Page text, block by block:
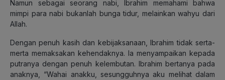
Namun sebagai seorang nabi, Ibrahim memahami bahwa
mimpi para nabi bukanlah bunga tidur, melainkan wahyu dari
Allah.
Dengan penuh kasih dan kebijaksanaan, Ibrahim tidak serta-
merta memaksakan kehendaknya. Ia menyampaikan kepada
putranya dengan penuh kelembutan. Ibrahim bertanya pada
anaknya, “Wahai anakku, sesungguhnya aku melihat dalam